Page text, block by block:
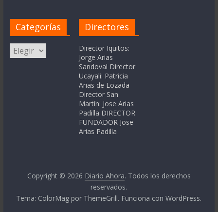
Categorías
Categorías
Directores
Director Iquitos:
Jorge Arias
Sandoval Director
Ucayali: Patricia
Arias de Lozada
Director San
Martín: Jose Arias
Padilla DIRECTOR
FUNDADOR Jose
Arias Padilla
Copyright © 2026 Diario Ahora. Todos los derechos
reservados.
Tema: ColorMag por ThemeGrill. Funciona conWordPress.